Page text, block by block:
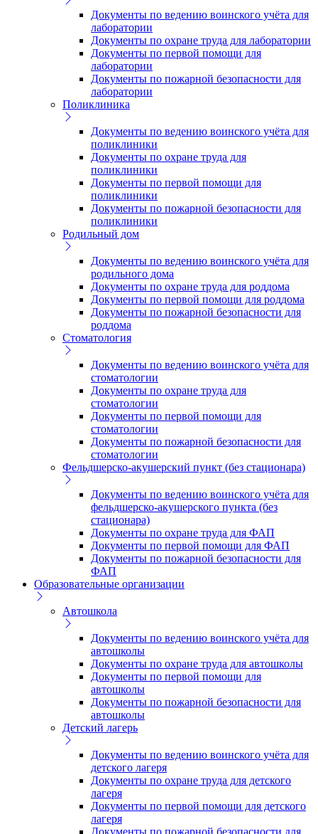
Документы по ведению воинского учёта для
лаборатории
Документы по охране труда для лаборатории
Документы по первой помощи для
лаборатории
Документы по пожарной безопасности для
лаборатории
Поликлиника
Документы по ведению воинского учёта для
поликлиники
Документы по охране труда для
поликлиники
Документы по первой помощи для
поликлиники
Документы по пожарной безопасности для
поликлиники
Родильный дом
Документы по ведению воинского учёта для
родильного дома
Документы по охране труда для роддома
Документы по первой помощи для роддома
Документы по пожарной безопасности для
роддома
Стоматология
Документы по ведению воинского учёта для
стоматологии
Документы по охране труда для
стоматологии
Документы по первой помощи для
стоматологии
Документы по пожарной безопасности для
стоматологии
Фельдшерско-акушерский пункт (без стационара)
Документы по ведению воинского учёта для
фельдшерско-акушерского пункта (без
стационара)
Документы по охране труда для ФАП
Документы по первой помощи для ФАП
Документы по пожарной безопасности для
ФАП
Образовательные организации
Автошкола
Документы по ведению воинского учёта для
автошколы
Документы по охране труда для автошколы
Документы по первой помощи для
автошколы
Документы по пожарной безопасности для
автошколы
Детский лагерь
Документы по ведению воинского учёта для
детского лагеря
Документы по охране труда для детского
лагеря
Документы по первой помощи для детского
лагеря
Документы по пожарной безопасности для